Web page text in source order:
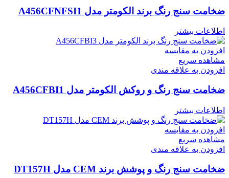
ضخامت سنج رنگ برند الکومتر مدل A456CFNFSI1
اطلاعات بیشتر
افزودن به مقایسه
مشاهده سریع
افزودن به علاقه مندی
ضخامت سنج رنگ و روکش الکومتر مدل A456CFBI1
اطلاعات بیشتر
افزودن به مقایسه
مشاهده سریع
افزودن به علاقه مندی
ضخامت سنج رنگ و پوشش برند CEM مدل DT157H